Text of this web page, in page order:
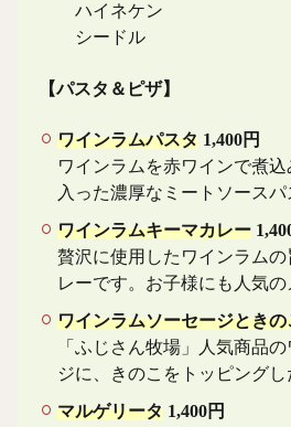
ハイネケン
シードル
【パスタ＆ピザ】
ワインラムパスタ 1,400円
ワインラムを赤ワインで煮
入った濃厚なミートソースパ
ワインラムキーマカレー
贅沢に使用したワインラム
レーです。お子様にも人気の
ワインラムソーセージときの
「ふじさん牧場」人気商品
ジに、きのこをトッピングし
マルゲリータ 1,400円